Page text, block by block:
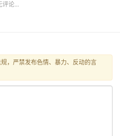
评论...
，严禁发布色情、暴力、反动的言